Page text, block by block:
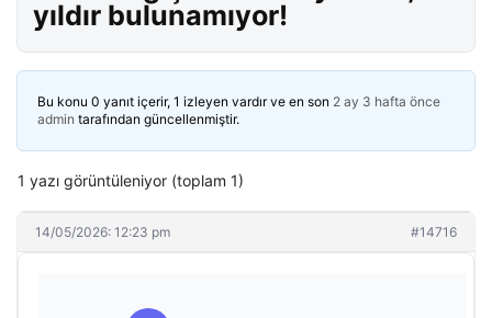
yıldır bulunamıyor!
Bu konu 0 yanıt içerir, 1 izleyen vardır ve en son 2 ay 3 hafta önce
admin tarafından güncellenmiştir.
1 yazı görüntüleniyor (toplam 1)
14/05/2026: 12:23 pm #14716